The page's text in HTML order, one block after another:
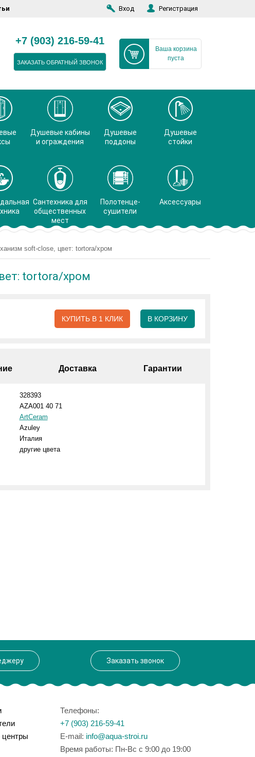
Вход Регистрация
+7 (903) 216-59-41
ЗАКАЗАТЬ ОБРАТНЫЙ ЗВОНОК
Ваша корзина
пуста
Душевые кабины
и ограждения
Душевые
поддоны
Душевые
стойки
Сантехника для
общественных
мест
Полотенце-
сушители
Аксессуары
soft-close, цвет: tortora/хром
tortora/хром
КУПИТЬ В 1 КЛИК В КОРЗИНУ
Доставка Гарантии
328393
AZA001 40 71
ArtCeram
Azuley
Италия
другие цвета
Заказать звонок
Телефоны:
+7 (903) 216-59-41
E-mail: info@aqua-stroi.ru
Время работы: Пн-Вс с 9:00 до 19:00